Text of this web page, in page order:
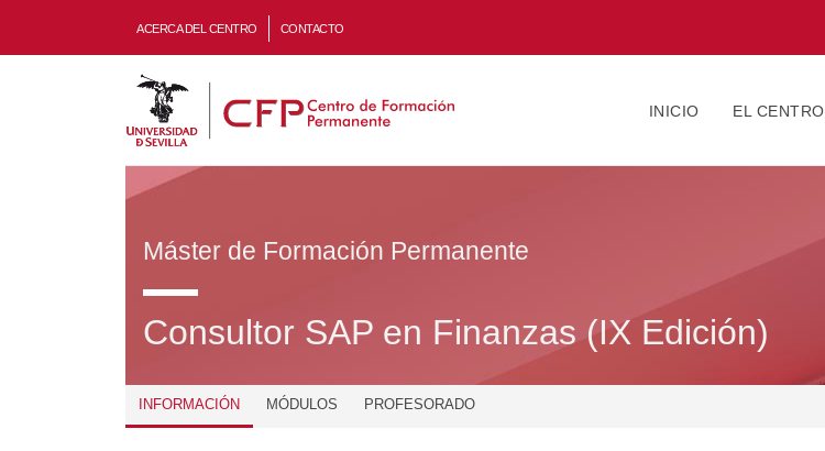
ACERCA DEL CENTRO CONTACTO
INICIO EL CENTRO
Máster de Formación Permanente
Consultor SAP en Finanzas (IX Edición)
INFORMACIÓN MÓDULOS PROFESORADO